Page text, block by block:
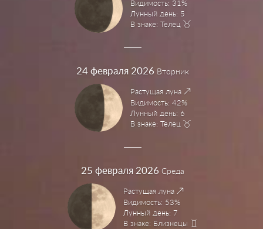
Видимость: 31%
Лунный день: 5
В знаке: Телец
24февраля 2026 Вторник
Растущая луна
Видимость: 42%
Лунный день: 6
В знаке: Телец
25 февраля 2026 Среда
Растущая луна
Видимость: 53%
Лунный день: 7
В знаке: Близнецы